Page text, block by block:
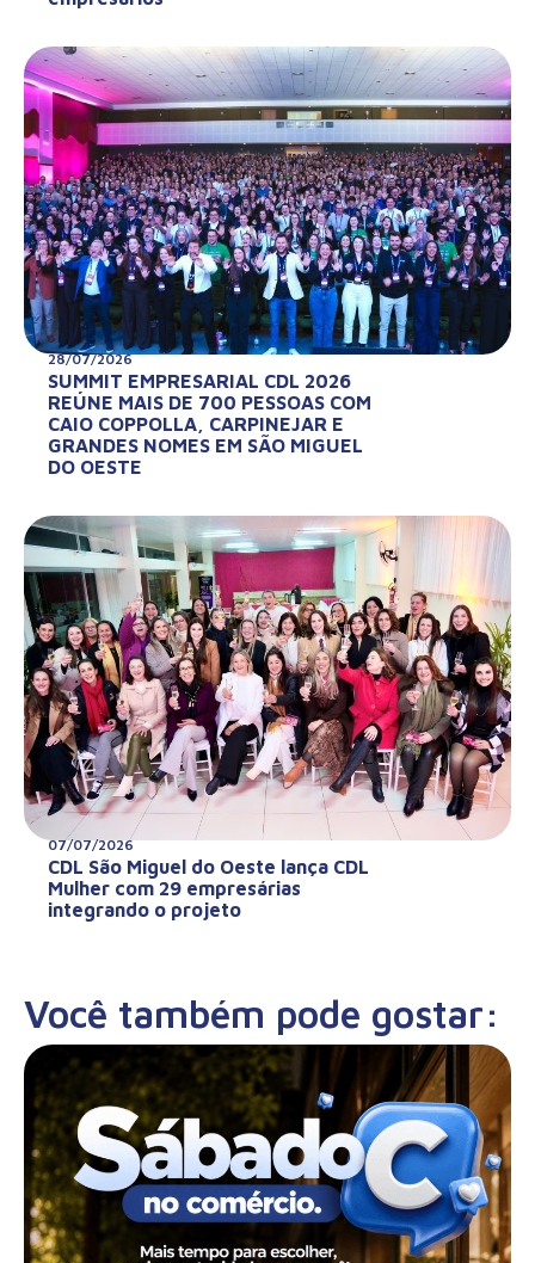
28/07/2026
SUMMIT EMPRESARIAL CDL 2026
REÚNE MAIS DE 700 PESSOAS COM
CAIO COPPOLLA, CARPINEJAR E
GRANDES NOMES EM SÃO MIGUEL
DO OESTE
07/07/2026
CDL São Miguel do Oeste lança CDL
Mulher com 29 empresárias
integrando o projeto
Você também pode gostar: